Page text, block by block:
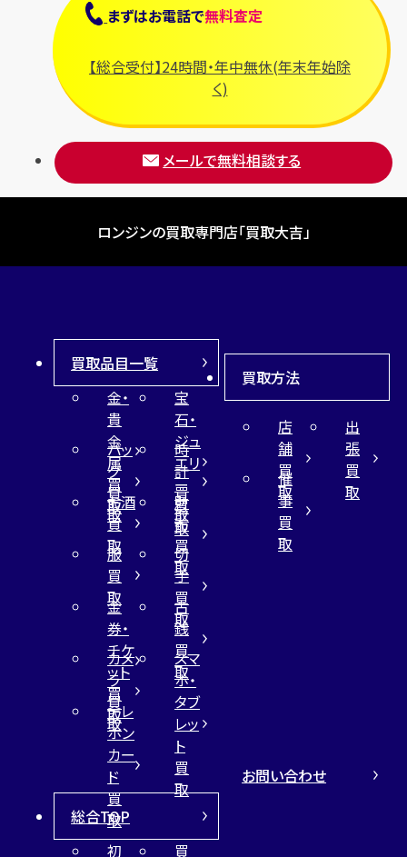
まずはお電話で無料査定
【総合受付】24時間・年中無休(年末年始除
く)
メールで無料相談する
ロンジンの買取専門店「買取大吉」
買取品目一覧
金・
貴
金
属
買
取
宝
石・
ジュ
エリ
ー
買
取
バッ
グ
買
取
時
計
買
取
お酒
買
取
財
布
買
取
服
買
取
切
手
買
取
金
券・
チケ
ット
買
取
古
銭
買
取
カメ
ラ
買
取
スマ
ホ・
タブ
レッ
ト
買
取
テレ
ホン
カー
ド
買
取
買取方法
店
舗
買
取
出
張
買
取
催
事
買
取
総合TOP
初
買
お問い合わせ